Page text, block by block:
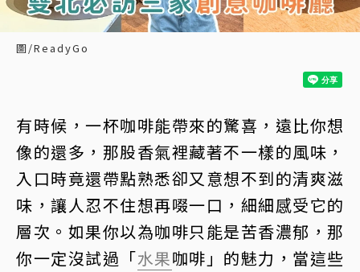
圖/ReadyGo
有時候，一杯咖啡能帶來的驚喜，遠比你想
像的還多，那股香氣裡藏著不一樣的風味，
入口時竟還帶點熟悉卻又意想不到的清爽滋
味，讓人忍不住想再啜一口，細細感受它的
層次。如果你以為咖啡只能是苦香濃郁，那
你一定沒試過「水果咖啡」的魅力，當這些